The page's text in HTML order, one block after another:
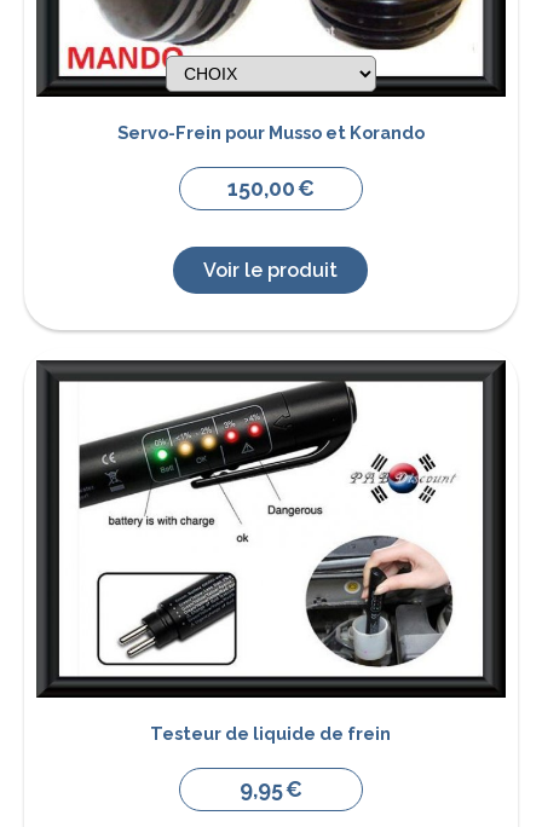
Servo-Frein pour Musso et Korando
150,00€
Voir le produit
Testeur de liquide de frein
9,95€